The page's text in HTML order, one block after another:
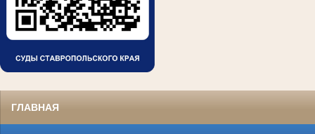
ГЛАВНАЯ